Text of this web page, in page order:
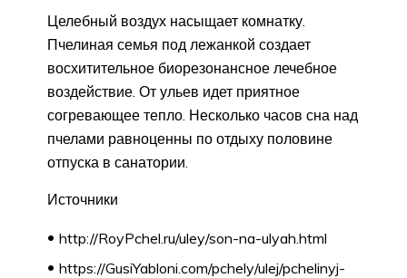
Целебный воздух насыщает комнатку.
Пчелиная семья под лежанкой создает
восхитительное биорезонансное лечебное
воздействие. От ульев идет приятное
согревающее тепло. Несколько часов сна над
пчелами равноценны по отдыху половине
отпуска в санатории.
Источники
http://RoyPchel.ru/uley/son-na-ulyah.html
https://GusiYabloni.com/pchely/ulej/pchelinyj-